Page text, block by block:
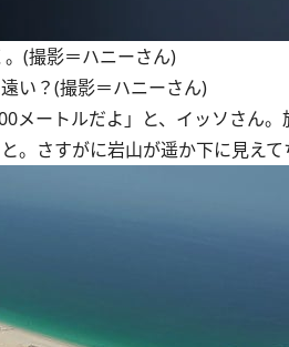
(撮影＝ハニーさん)
い？(撮影＝ハニーさん)
ートルだよ」と、イッソさん。
。さすがに岩山が遥か下に見えて